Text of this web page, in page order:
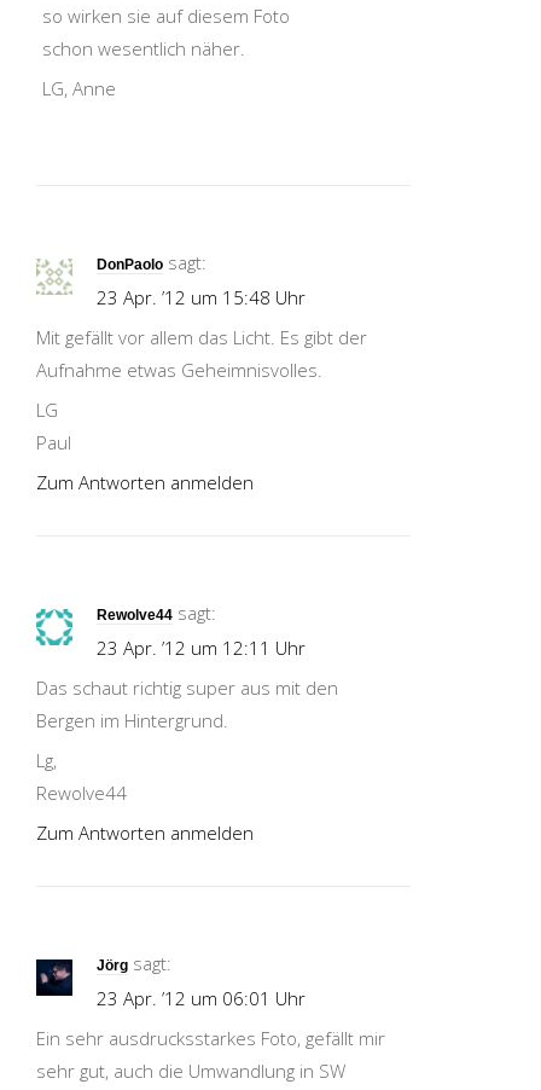
so wirken sie auf diesem Foto
schon wesentlich näher.
LG, Anne
DonPaolo sagt:
23 Apr. ’12 um 15:48 Uhr
Mit gefällt vor allem das Licht. Es gibt der
Aufnahme etwas Geheimnisvolles.
LG
Paul
Zum Antworten anmelden
Rewolve44 sagt:
23 Apr. ’12 um 12:11 Uhr
Das schaut richtig super aus mit den
Bergen im Hintergrund.
Lg,
Rewolve44
Zum Antworten anmelden
Jörg sagt:
23 Apr. ’12 um 06:01 Uhr
Ein sehr ausdrucksstarkes Foto, gefällt mir
sehr gut, auch die Umwandlung in SW